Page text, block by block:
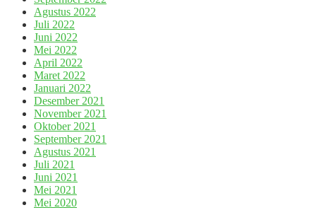
Agustus 2022
Juli 2022
Juni 2022
Mei 2022
April 2022
Maret 2022
Januari 2022
Desember 2021
November 2021
Oktober 2021
September 2021
Agustus 2021
Juli 2021
Juni 2021
Mei 2021
Mei 2020